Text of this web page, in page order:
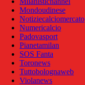
Mondoudinese
Notiziecalciomercato
Numericalcio
Padovasport
Pianetamilan
SOS Fanta
Toronews
Tuttobolognaweb
Violanews